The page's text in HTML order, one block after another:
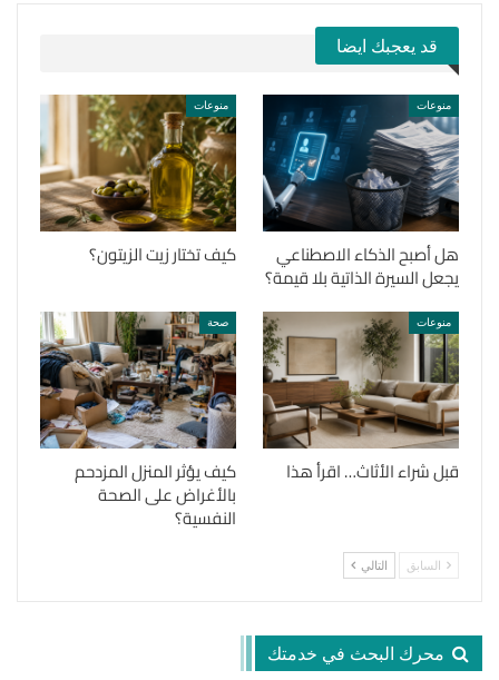
قد يعجبك ايضا
منوعات
هل أصبح الذكاء الاصطناعي
يجعل السيرة الذاتية بلا قيمة؟
منوعات
كيف تختار زيت الزيتون؟
منوعات
قبل شراء الأثاث… اقرأ هذا
صحة
كيف يؤثر المنزل المزدحم
بالأغراض على الصحة
النفسية؟
السابق التالي
محرك البحث في خدمتك